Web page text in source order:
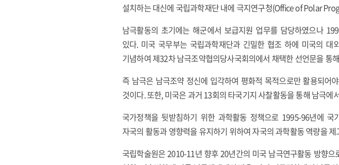
설치하는 대신에 국립과학재단 내에 극지연구청(Office of Polar
남극활동의 초기에는 해군에서 보급지원 업무를 담당하였으나
있다. 미국 국무부는 국립과학재단과 긴밀한 협조 하에 미국의
기념하여 제32차 남극조약협의당사국회의에서 채택한 선언문을 통
즉 남극은 남극조약 정신에 입각하여 평화적 목적으로만 활용되어
것이다. 또한, 미국은 과거 13회의 타국기지 사찰활동을 통해 남극
국가정책을 뒷받침하기 위한 과학활동 정책으로 1995-96년에
자국의 활동과 영향력을 유지하기 위하여 자국의 과학활동 역량을
국립학술원은 2010-11년 향후 20년간의 미국 남극연구활동 방향